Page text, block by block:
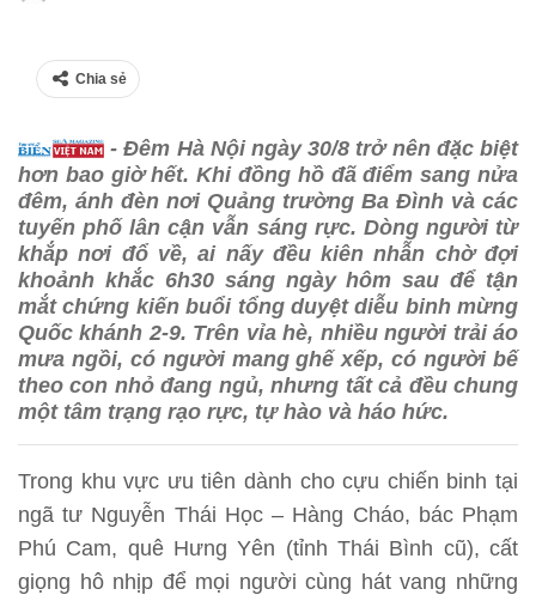
Chia sẻ
- Đêm Hà Nội ngày 30/8 trở nên đặc biệt
hơn bao giờ hết. Khi đồng hồ đã điểm sang nửa
đêm, ánh đèn nơi Quảng trường Ba Đình và các
tuyến phố lân cận vẫn sáng rực. Dòng người từ
khắp nơi đổ về, ai nấy đều kiên nhẫn chờ đợi
khoảnh khắc 6h30 sáng ngày hôm sau để tận
mắt chứng kiến buổi tổng duyệt diễu binh mừng
Quốc khánh 2-9. Trên vỉa hè, nhiều người trải áo
mưa ngồi, có người mang ghế xếp, có người bế
theo con nhỏ đang ngủ, nhưng tất cả đều chung
một tâm trạng rạo rực, tự hào và háo hức.
Trong khu vực ưu tiên dành cho cựu chiến binh tại
ngã tư Nguyễn Thái Học – Hàng Cháo, bác Phạm
Phú Cam, quê Hưng Yên (tỉnh Thái Bình cũ), cất
giọng hô nhịp để mọi người cùng hát vang những